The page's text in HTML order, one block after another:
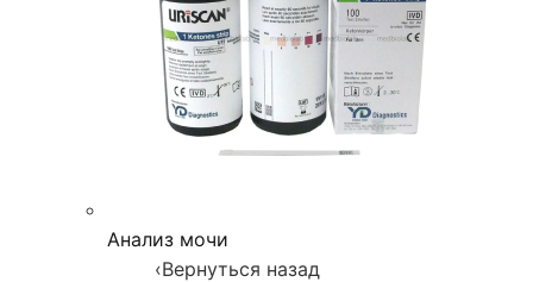
Анализ мочи
‹Вернуться назад